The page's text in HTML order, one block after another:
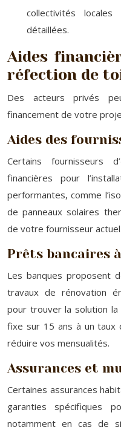
collectivités
détaillées.
Aides
réfection de
Des acteurs privés
financement de votre
Aides des
Certains fournisseurs
financières pour
performantes, comme
de panneaux solaires
de votre fournisseur actuel.
Prêts bancaires
Les banques proposent
travaux de rénovation
pour trouver la solution
fixe sur 15 ans à un
réduire vos mensualités.
Assurances et
Certaines assurances
garanties spécifiques
notamment en cas de